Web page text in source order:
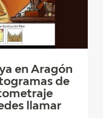
en Aragón
de
llamar